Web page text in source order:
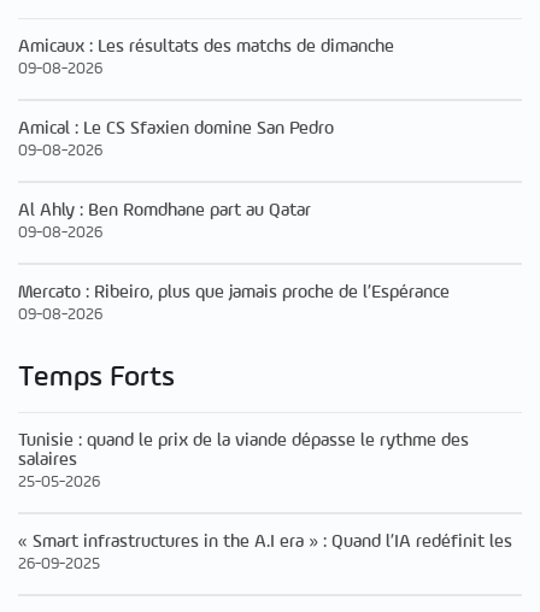
Amicaux : Les résultats des matchs de dimanche
09-08-2026
Amical : Le CS Sfaxien domine San Pedro
09-08-2026
Al Ahly : Ben Romdhane part au Qatar
09-08-2026
Mercato : Ribeiro, plus que jamais proche de l’Espérance
09-08-2026
Temps Forts
Tunisie : quand le prix de la viande dépasse le rythme des
salaires
25-05-2026
« Smart infrastructures in the A.I era » : Quand l’IA redéfinit les
26-09-2025